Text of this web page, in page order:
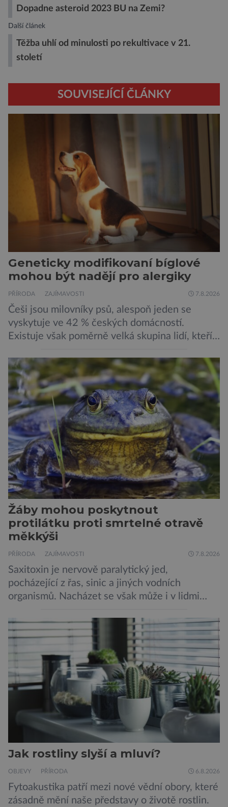
Dopadne asteroid 2023 BU na Zemi?
Další článek
Těžba uhlí od minulosti po rekultivace v 21.
století
SOUVISEJÍCÍ ČLÁNKY
Geneticky modifikovaní bíglové
mohou být nadějí pro alergiky
PŘÍRODA ZAJÍMAVOSTI 7.8.2026
Češi jsou milovníky psů, alespoň jeden se
vyskytuje ve 42 % českých domácností.
Existuje však poměrně velká skupina lidí, kteří
jsou alergičtí. Jejich imunitní systém
přecitlivěle reaguje na proteiny obsažené v
psích slinách, potu, moči a šupinkách kůže,
zachycených v srsti. Vědci nyní geneticky
upravili psy, aby […]
Žáby mohou poskytnout
protilátku proti smrtelné otravě
měkkýši
PŘÍRODA ZAJÍMAVOSTI 7.8.2026
Saxitoxin je nervově paralytický jed,
pocházející z řas, sinic a jiných vodních
organismů. Nacházet se však může i v lidmi
slávky. K příznakům otravy patří paralýza
dýchacích cest, dojít však může až k udušení.
Dosud proti tomuto jedu neexistovala
protilátka, nyní ji zřejmě vědci objevili, ovšem
její zdroj je […]
Jak rostliny slyší a mluví?
OBJEVY PŘÍRODA 6.8.2026
Fytoakustika patří mezi nové vědní obory, které
zásadně mění naše představy o životě rostlin.